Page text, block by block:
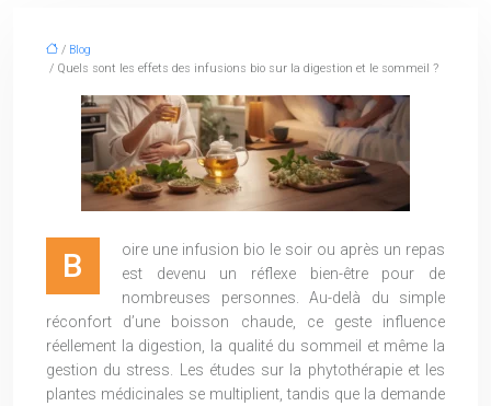
/ Blog
/ Quels sont les effets des infusions bio sur la digestion et le sommeil ?
B
oire une infusion bio le soir ou après un repas
est devenu un réflexe bien-être pour de
nombreuses personnes. Au-delà du simple
réconfort d’une boisson chaude, ce geste influence
réellement la digestion, la qualité du sommeil et même la
gestion du stress. Les études sur la phytothérapie et les
plantes médicinales se multiplient, tandis que la demande